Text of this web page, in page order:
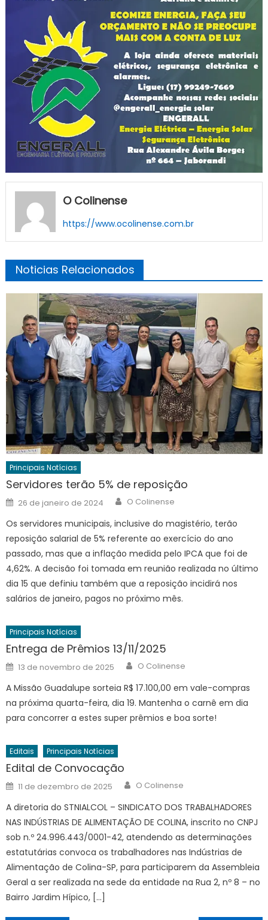
O Colinense
https://www.ocolinense.com.br
Noticias Relacionados
Principais Notícias
Servidores terão 5% de reposição
Posted
on
26 de janeiro de 2024 Author
O Colinense
Os servidores municipais, inclusive do magistério, terão
reposição salarial de 5% referente ao exercício do ano
passado, mas que a inflação medida pelo IPCA que foi de
4,62%. A decisão foi tomada em reunião realizada no último
dia 15 que definiu também que a reposição incidirá nos
salários de janeiro, pagos no próximo mês.
Principais Notícias
Entrega de Prêmios 13/11/2025
Posted
on
13 de novembro de 2025 Author
O Colinense
A Missão Guadalupe sorteia R$ 17.100,00 em vale-compras
na próxima quarta-feira, dia 19. Mantenha o carnê em dia
para concorrer a estes super prêmios e boa sorte!
Editais Principais Notícias
Edital de Convocação
Posted
on
11 de dezembro de 2025 Author
O Colinense
A diretoria do STNIALCOL – SINDICATO DOS TRABALHADORES
NAS INDÚSTRIAS DE ALIMENTAÇÃO DE COLINA, inscrito no CNPJ
sob n.º 24.996.443/0001-42, atendendo as determinações
estatutárias convoca os trabalhadores nas Indústrias de
Alimentação de Colina-SP, para participarem da Assembleia
Geral a ser realizada na sede da entidade na Rua 2, nº 8 – no
Bairro Jardim Hípico, […]